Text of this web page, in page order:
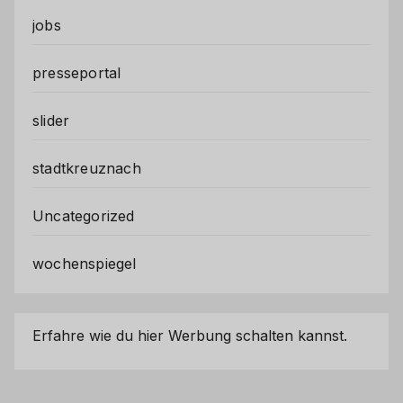
jobs
presseportal
slider
stadtkreuznach
Uncategorized
wochenspiegel
Erfahre wie du hier Werbung schalten kannst.